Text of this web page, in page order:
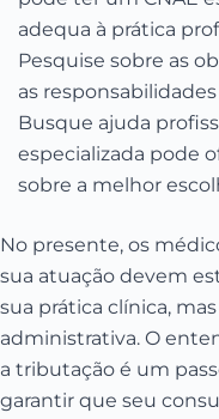
adequa à prática
Pesquise sobre as
as
Busque ajuda
especializada pode
sobre a melhor
No presente, os
sua atuação devem
sua prática clínica,
administrativa. O
a tributação é um
garantir que seu